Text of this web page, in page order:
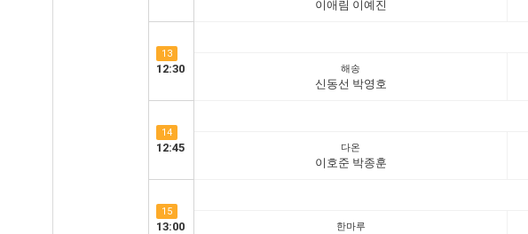
이애림 이예진
13
12:30 해송
신동선 박영호
14
12:45 다온
이호준 박종훈
15
13:00 한마루